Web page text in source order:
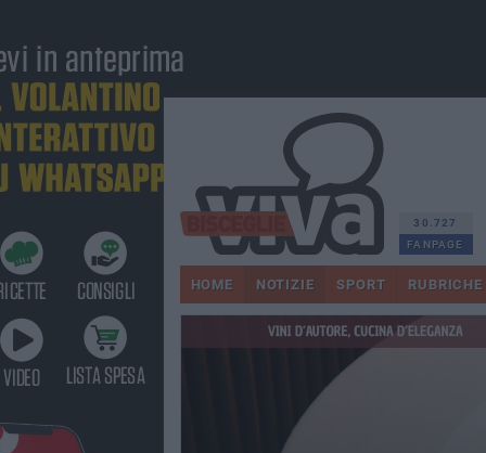
30.727
FANPAGE
HOME NOTIZIE SPORT RUBRICHE